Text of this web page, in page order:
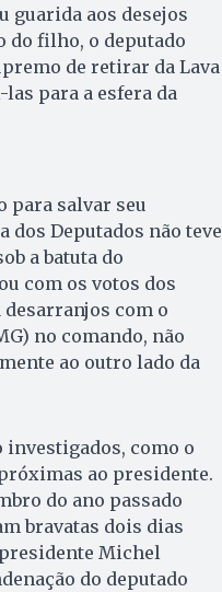
guarida aos desejos
do filho, o deputado
de retirar da Lava
para a esfera da
para salvar seu
dos Deputados não teve
a batuta do
com os votos dos
com o
no comando, não
ao outro lado da
investigados, como o
ao presidente.
do ano passado
bravatas dois dias
Michel
do deputado